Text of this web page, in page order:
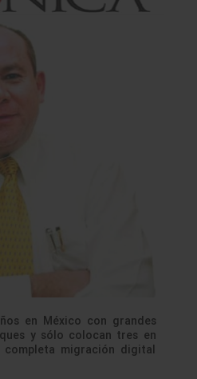
en México con grandes
y sólo colocan tres en
completa migración digital